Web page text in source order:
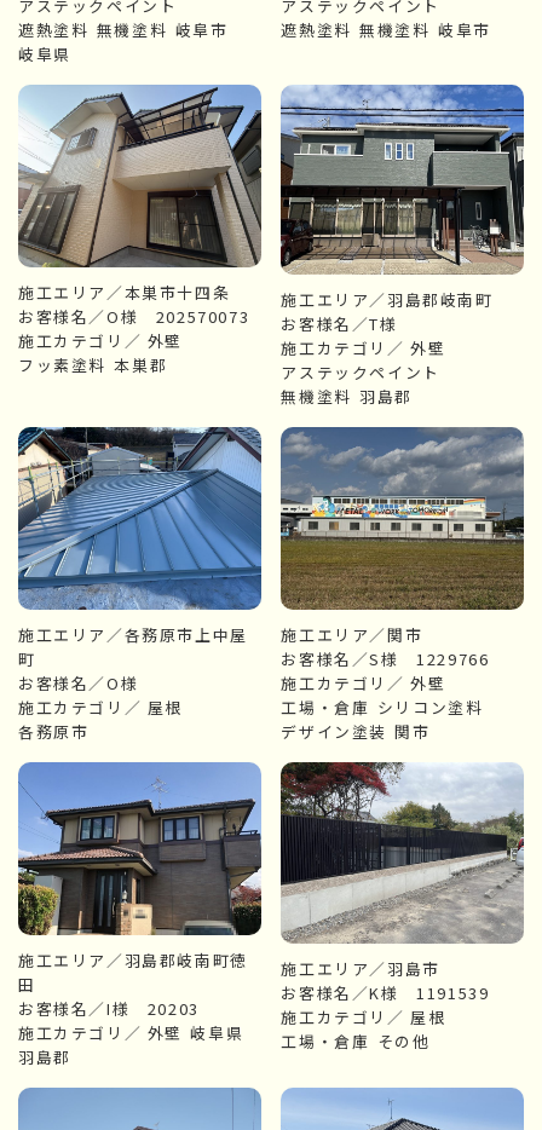
アステックペイント
遮熱塗料 無機塗料 岐阜市
岐阜県
アステックペイント
遮熱塗料 無機塗料 岐阜市
施工エリア／本巣市十四条
お客様名／O様 202570073
施工カテゴリ／ 外壁
フッ素塗料 本巣郡
施工エリア／羽島郡岐南町
お客様名／T様
施工カテゴリ／外壁
アステックペイント
無機塗料 羽島郡
施工エリア／各務原市上中屋
町
お客様名／O様
施工カテゴリ／ 屋根
各務原市
施工エリア／関市
お客様名／S様 1229766
施工カテゴリ／外壁
工場・倉庫 シリコン塗料
デザイン塗装 関市
施工エリア／羽島郡岐南町徳
田
お客様名／I様 20203
施工カテゴリ／ 外壁 岐阜県
羽島郡
施工エリア／羽島市
お客様名／K様 1191539
施工カテゴリ／ 屋根
工場・倉庫 その他